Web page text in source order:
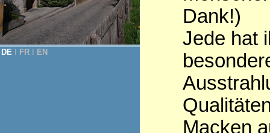
DE FR EN
Dank!)
Jede hat
Macken